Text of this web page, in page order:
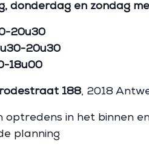
donderdag en zondag
20u30
20u30
18u00
188, 2018
optredens in het binnen
planning